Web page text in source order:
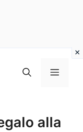
Menu
alla